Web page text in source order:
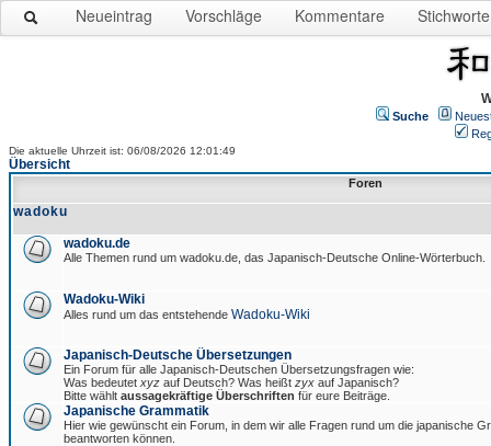
Neueintrag Vorschläge Kommentare Stichworte
Suche
Die aktuelle Uhrzeit ist: 06/08/2026 12:01:49
Übersicht
Foren
wadoku
wadoku.de
Alle Themen rund um wadoku.de, das Japanisch-Deutsche Online-Wörterbuch.
Wadoku-Wiki
Alles rund um das entstehende Wadoku-Wiki
Japanisch-Deutsche Übersetzungen
Ein Forum für alle Japanisch-Deutschen Übersetzungsfragen wie:
Was bedeutet xyz auf Deutsch? Was heißt zyx auf Japanisch?
Bitte wählt aussagekräftige Überschriften für eure Beiträge.
Japanische Grammatik
Hier wie gewünscht ein Forum, in dem wir alle Fragen rund um die japanische
beantworten können.